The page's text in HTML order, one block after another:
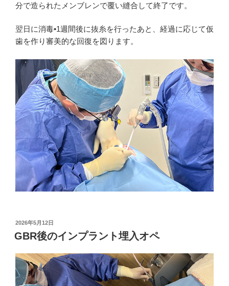
分で造られたメンブレンで覆い縫合して終了です。
翌日に消毒•1週間後に抜糸を行ったあと、経過に応じて仮
歯を作り審美的な回復を図ります。
投
稿
日:
2026年5月12日
GBR後のインプラント埋入オペ